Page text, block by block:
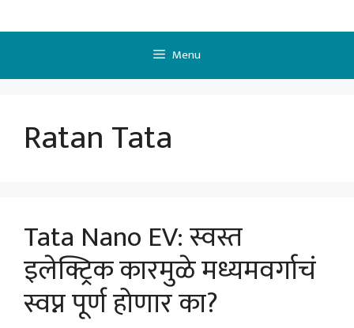
to
Menu
Ratan Tata
Tata Nano EV: स्वस्त
इलेक्ट्रिक कारमुळे मध्यमवर्गाचं
स्वप्न पूर्ण होणार का?